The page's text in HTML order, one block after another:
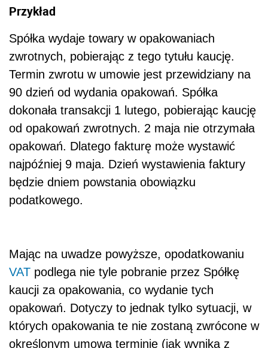
Przykład
Spółka wydaje towary w opakowaniach
zwrotnych, pobierając z tego tytułu kaucję.
Termin zwrotu w umowie jest przewidziany na
90 dzień od wydania opakowań. Spółka
dokonała transakcji 1 lutego, pobierając kaucję
od opakowań zwrotnych. 2 maja nie otrzymała
opakowań. Dlatego fakturę może wystawić
najpóźniej 9 maja. Dzień wystawienia faktury
będzie dniem powstania obowiązku
podatkowego.
Mając na uwadze powyższe, opodatkowaniu
VAT podlega nie tyle pobranie przez Spółkę
kaucji za opakowania, co wydanie tych
opakowań. Dotyczy to jednak tylko sytuacji, w
których opakowania te nie zostaną zwrócone w
określonym umową terminie (jak wynika z